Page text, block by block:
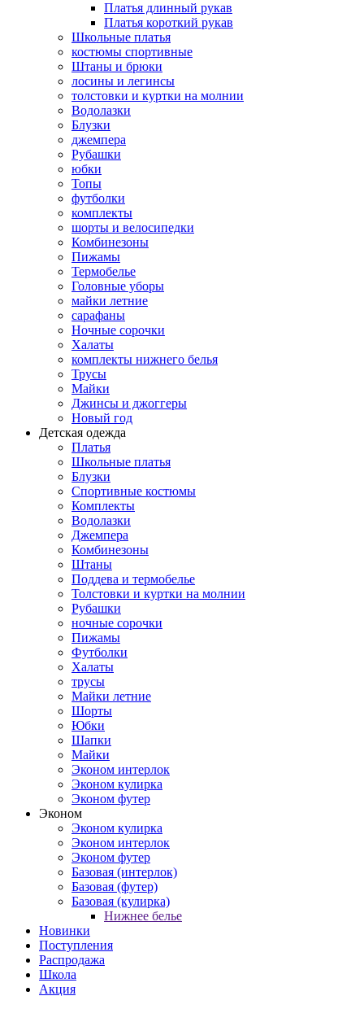
Платья длинный рукав
Платья короткий рукав
Школьные платья
костюмы спортивные
Штаны и брюки
лосины и легинсы
толстовки и куртки на молнии
Водолазки
Блузки
джемпера
Рубашки
юбки
Топы
футболки
комплекты
шорты и велосипедки
Комбинезоны
Пижамы
Термобелье
Головные уборы
майки летние
сарафаны
Ночные сорочки
Халаты
комплекты нижнего белья
Трусы
Майки
Джинсы и джоггеры
Новый год
Детская одежда
Платья
Школьные платья
Блузки
Спортивные костюмы
Комплекты
Водолазки
Джемпера
Комбинезоны
Штаны
Поддева и термобелье
Толстовки и куртки на молнии
Рубашки
ночные сорочки
Пижамы
Футболки
Халаты
трусы
Майки летние
Шорты
Юбки
Шапки
Майки
Эконом интерлок
Эконом кулирка
Эконом футер
Эконом
Эконом кулирка
Эконом интерлок
Эконом футер
Базовая (интерлок)
Базовая (футер)
Базовая (кулирка)
Нижнее белье
Новинки
Поступления
Распродажа
Школа
Акция